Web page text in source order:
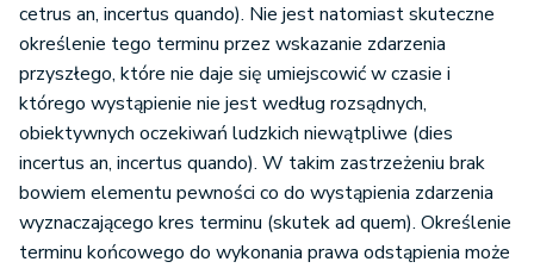
cetrus an, incertus quando). Nie jest natomiast skuteczne
określenie tego terminu przez wskazanie zdarzenia
przyszłego, które nie daje się umiejscowić w czasie i
którego wystąpienie nie jest według rozsądnych,
obiektywnych oczekiwań ludzkich niewątpliwe (dies
incertus an, incertus quando). W takim zastrzeżeniu brak
bowiem elementu pewności co do wystąpienia zdarzenia
wyznaczającego kres terminu (skutek ad quem). Określenie
terminu końcowego do wykonania prawa odstąpienia może